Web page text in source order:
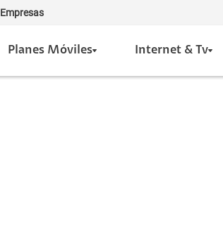
Empresas
Planes Móviles Internet & Tv